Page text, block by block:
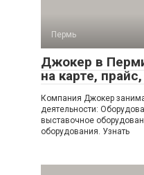
Пермь
Джокер в
на карте,
Компания Джокер
деятельности:
выставочное
оборудования. Узнать